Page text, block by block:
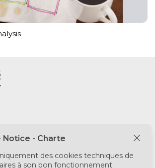
Notice - Charte
des cookies techniques de
à son bon fonctionnement.